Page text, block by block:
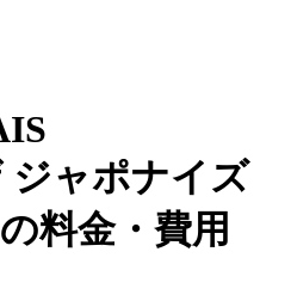
ジャポナイズ
の料金・費用